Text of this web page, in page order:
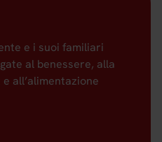
e i suoi familiari
al benessere, alla
all’alimentazione